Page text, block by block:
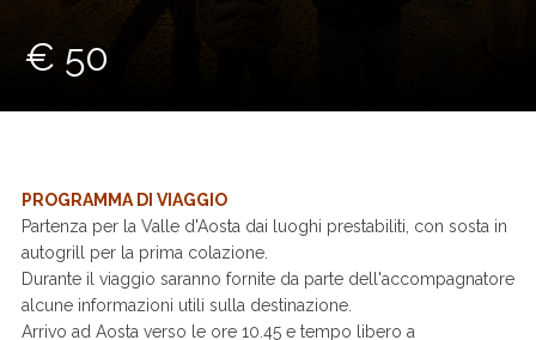
€ 50
PROGRAMMA DI VIAGGIO
Partenza per la Valle d'Aosta dai luoghi prestabiliti, con sosta in
autogrill per la prima colazione.
Durante il viaggio saranno fornite da parte dell'accompagnatore
alcune informazioni utili sulla destinazione.
Arrivo ad Aosta verso le ore 10.45 e tempo libero a